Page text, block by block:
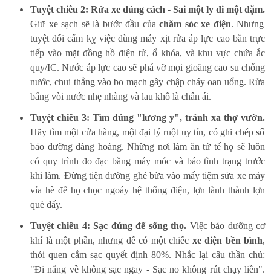
Tuyệt chiêu 2: Rửa xe đúng cách - Sai một ly đi một dặm.
Giữ xe sạch sẽ là bước đầu củachăm sóc xe điện. Nhưng
tuyệt đối cấm kỵ việc dùng máy xịt rửa áp lực cao bắn trực
tiếp vào mặt đồng hồ điện tử, ổ khóa, và khu vực chứa ắc
quy/IC. Nước áp lực cao sẽ phá vỡ mọi gioăng cao su chống
nước, chui thẳng vào bo mạch gây chập cháy oan uổng. Rửa
bằng vòi nước nhẹ nhàng và lau khô là chân ái.
Tuyệt chiêu 3: Tìm đúng "lương y", tránh xa thợ vườn.
Hãy tìm một cửa hàng, một đại lý ruột uy tín, có ghi chép sổ
bảo dưỡng đàng hoàng. Những nơi làm ăn tử tế họ sẽ luôn
có quy trình đo đạc bằng máy móc và báo tình trạng trước
khi làm. Đừng tiện đường ghé bừa vào mấy tiệm sửa xe máy
vỉa hè để họ chọc ngoáy hệ thống điện, lợn lành thành lợn
què đấy.
Tuyệt chiêu 4: Sạc đúng để sống thọ. Việc bảo dưỡng cơ
khí là một phần, nhưng để có một chiếc xe điện bền bình,
thói quen cắm sạc quyết định 80%. Nhắc lại câu thần chú:
"Đi nắng về không sạc ngay - Sạc no không rút chạy liền".